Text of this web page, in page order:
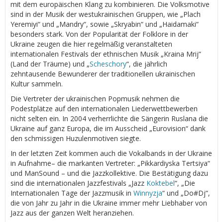
mit dem europäischen Klang zu kombinieren. Die Volksmotive
sind in der Musik der westukrainischen Gruppen, wie „Plach
Yeremiyi“ und „Mandry“, sowie „Skryabin“ und „Haidamaki“
besonders stark. Von der Popularität der Folklore in der
Ukraine zeugen die hier regelmäßig veranstalteten
internationalen Festivals der ethnischen Musik „Kraina Mrij“
(Land der Träume) und „Scheschory“, die jährlich
zehntausende Bewunderer der traditionellen ukrainischen
Kultur sammeln.
Die Vertreter der ukrainischen Popmusik nehmen die
Podestplätze auf den internationalen Liederwettbewerben
nicht selten ein. In 2004 verherrlichte die Sängerin Ruslana die
Ukraine auf ganz Europa, die im Ausscheid „Eurovision“ dank
den schmissigen Huzulenmotiven siegte.
In der letzten Zeit kommen auch die Vokalbands in der Ukraine
in Aufnahme– die markanten Vertreter: „Pikkardiyska Tertsiya“
und ManSound – und die Jazzkollektive. Die Bestätigung dazu
sind die internationalen Jazzfestivals „Jazz Koktebel“, „Die
Internationalen Tage der Jazzmusik in Winnyzja“ und „Do#Dj“,
die von Jahr zu Jahr in die Ukraine immer mehr Liebhaber von
Jazz aus der ganzen Welt heranziehen.